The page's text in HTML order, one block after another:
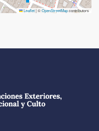
Leaflet|©OpenStreetMapcontributors